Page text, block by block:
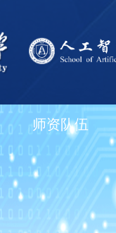
师资队伍